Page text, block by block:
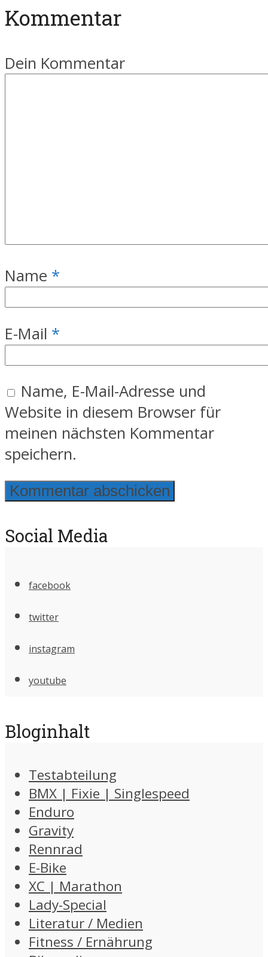
Kommentar
Dein Kommentar
Name *
E-Mail *
Name, E-Mail-Adresse und
Website in diesem Browser für
meinen nächsten Kommentar
speichern.
Social Media
facebook
twitter
instagram
youtube
Bloginhalt
Testabteilung
BMX | Fixie | Singlespeed
Enduro
Gravity
Rennrad
E-Bike
XC | Marathon
Lady-Special
Literatur / Medien
Fitness / Ernährung